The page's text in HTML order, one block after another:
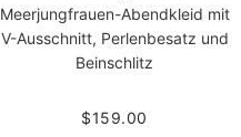
Meerjungfrauen-Abendkleid mit
V-Ausschnitt, Perlenbesatz und
Beinschlitz
$159.00